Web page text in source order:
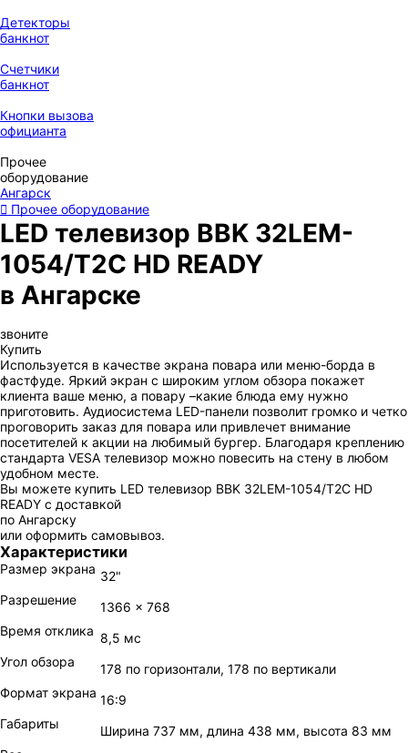
Детекторы
банкнот
Счетчики
банкнот
Кнопки вызова
официанта
Прочее
оборудование
Ангарск
Прочее оборудование
LED телевизор BBK 32LEM-
1054/T2C HD READY
в Ангарске
звоните
Купить
Используется в качестве экрана повара или меню-борда в
фастфуде. Яркий экран с широким углом обзора покажет
клиента ваше меню, а повару –какие блюда ему нужно
приготовить. Аудиосистема LED-панели позволит громко и четко
проговорить заказ для повара или привлечет внимание
посетителей к акции на любимый бургер. Благодаря креплению
стандарта VESA телевизор можно повесить на стену в любом
удобном месте.
Вы можете купить LED телевизор BBK 32LEM-1054/T2C HD
READY с доставкой
по Ангарску
или оформить самовывоз.
Характеристики
Размер экрана 32"
Разрешение
1366 x 768
Время отклика 8,5 мс
Угол обзора
178 по горизонтали, 178 по вертикали
Формат экрана 16:9
Габариты
Ширина 737 мм, длина 438 мм, высота 83 мм